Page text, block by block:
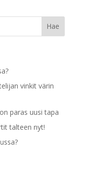
vinkit värin
paras uusi tapa
talteen nyt!